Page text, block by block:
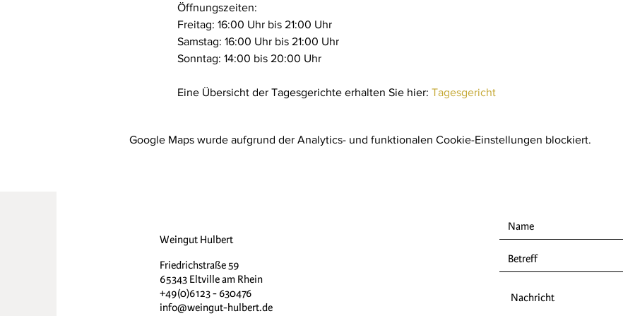
Öffnungszeiten:
Freitag: 16:00 Uhr bis 21:00 Uhr
Samstag: 16:00 Uhr bis 21:00 Uhr
Sonntag: 14:00 bis 20:00 Uhr
Eine Übersicht der Tagesgerichte erhalten Sie hier: Tagesgericht
Google Maps wurde aufgrund der Analytics- und funktionalen Cookie-Einstellungen blockiert.
Weingut Hulbert
Friedrichstraße 59
65343 Eltville am Rhein
+49(0)6123 - 630476
info@weingut-hulbert.de